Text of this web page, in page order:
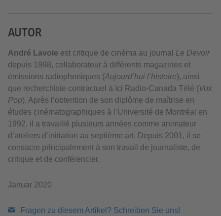
AUTOR
André Lavoie est critique de cinéma au journal Le Devoir
depuis 1998, collaborateur à différents magazines et
émissions radiophoniques (Aujourd’hui l’histoire), ainsi
que recherchiste contractuel à Ici Radio-Canada Télé (Vox
Pop). Après l’obtention de son diplôme de maîtrise en
études cinématographiques à l’Université de Montréal en
1992, il a travaillé plusieurs années comme animateur
d’ateliers d’initiation au septième art. Depuis 2001, il se
consacre principalement à son travail de journaliste, de
critique et de conférencier.
Januar 2020
Fragen zu diesem Artikel? Schreiben Sie uns!